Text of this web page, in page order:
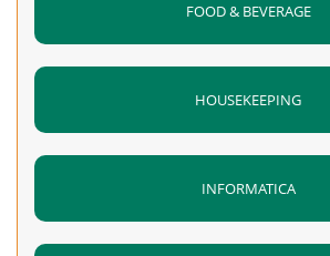
FOOD & BEVERAGE
HOUSEKEEPING
INFORMATICA